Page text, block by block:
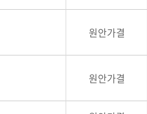
원안가결
원안가결